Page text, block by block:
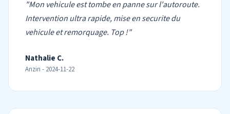
"Mon vehicule est tombe en panne sur l'autoroute.
Intervention ultra rapide, mise en securite du
vehicule et remorquage. Top !"
Nathalie C.
Anzin - 2024-11-22